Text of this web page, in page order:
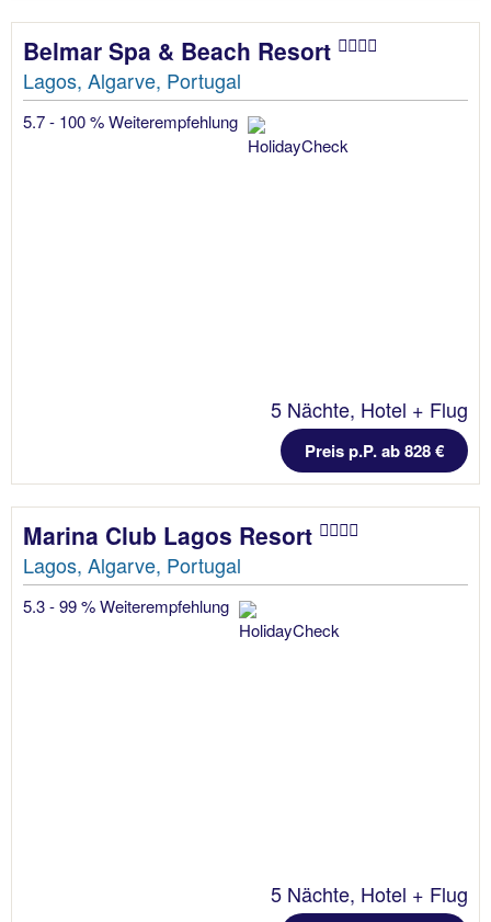
Belmar Spa & Beach Resort
Lagos, Algarve, Portugal
5.7 - 100 % Weiterempfehlung
5 Nächte, Hotel + Flug
Preis p.P. ab 828 €
Marina Club Lagos Resort
Lagos, Algarve, Portugal
5.3 - 99 % Weiterempfehlung
5 Nächte, Hotel + Flug